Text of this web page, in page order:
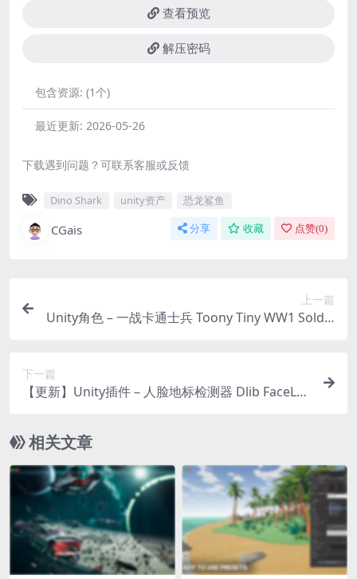
查看预览
解压密码
包含资源: (1个)
最近更新: 2026-05-26
下载遇到问题？可联系客服或反馈
Dino Shark unity资产 恐龙鲨鱼
CGais 分享 收藏 点赞(0)
上一篇
Unity角色 – 一战卡通士兵 Toony Tiny WW1 Soldie
下一篇
【更新】Unity插件 – 人脸地标检测器 Dlib FaceLa
相关文章